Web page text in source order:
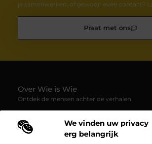
We vinden uw privacy
erg belangrijk
je samenwerken, of gewoon even contact?
Praat met ons
Over Wie is Wie
Ontdek de mensen achter de verhalen.
over boeiende persoonlijkheden uit alle
samenleving. Laat je verrassen door